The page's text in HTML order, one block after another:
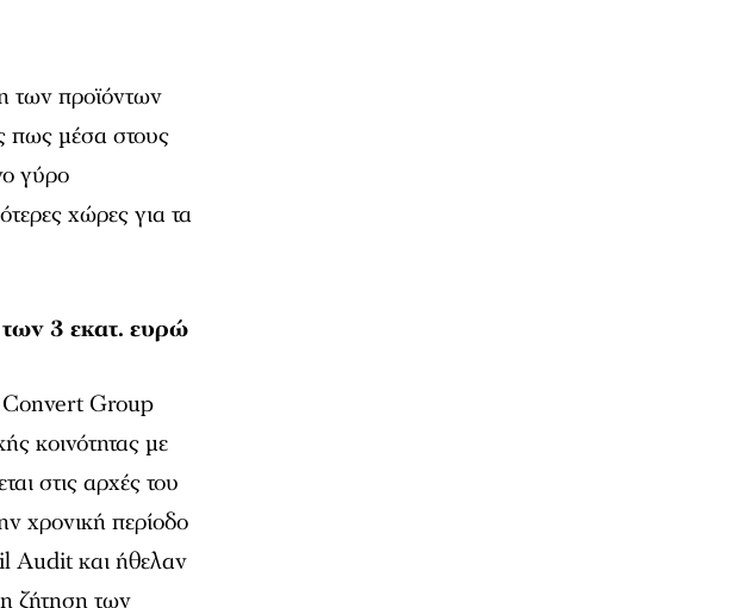
των προϊόντων
πως μέσα στους
γύρο
χώρες για τα
των 3 εκατ. ευρώ
Group
κοινότητας με
στις αρχές του
χρονική περίοδο
Audit και ήθελαν
ζήτηση των